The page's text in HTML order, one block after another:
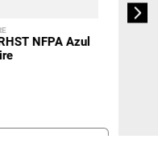
NFPA Azul